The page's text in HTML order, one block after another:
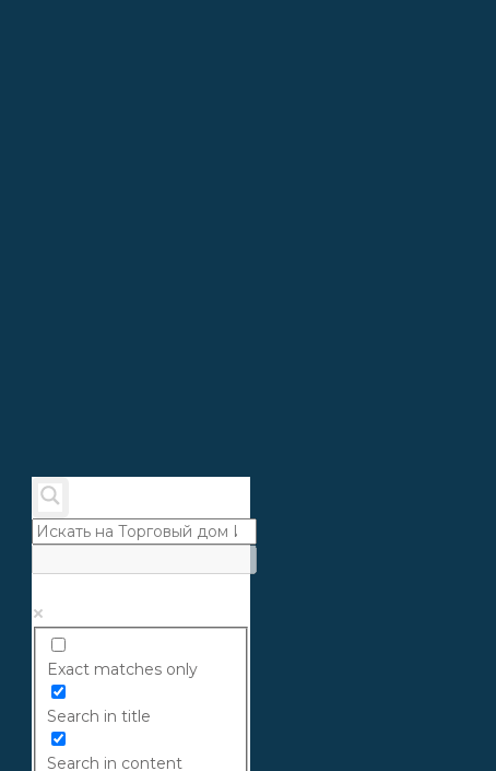
Exact matches only
Search in title
Search in content